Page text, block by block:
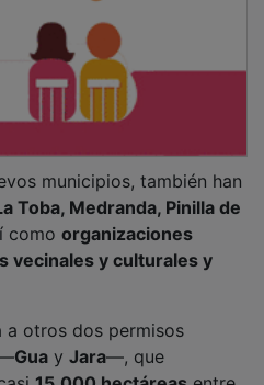
Toba, Medranda, Pinilla de
comoorganizaciones
vecinales y culturales y
Gua y Jara —, que
15.000 hectáreas